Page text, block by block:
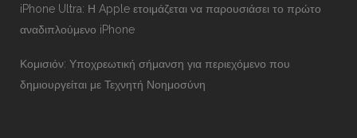
iPhone Ultra: Η Apple ετοιμάζεται να παρουσιάσει το πρώτο
αναδιπλούμενο iPhone
Κομισιόν: Υποχρεωτική σήμανση για περιεχόμενο που
δημιουργείται με Τεχνητή Νοημοσύνη